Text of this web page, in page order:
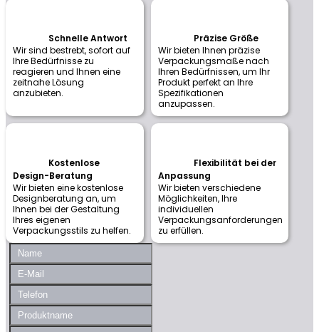
Schnelle Antwort
Wir sind bestrebt, sofort auf
Ihre Bedürfnisse zu
reagieren und Ihnen eine
zeitnahe Lösung
anzubieten.
Präzise Größe
Wir bieten Ihnen präzise
Verpackungsmaße nach
Ihren Bedürfnissen, um Ihr
Produkt perfekt an Ihre
Spezifikationen
anzupassen.
Kostenlose
Design-Beratung
Wir bieten eine kostenlose
Designberatung an, um
Ihnen bei der Gestaltung
Ihres eigenen
Verpackungsstils zu helfen.
Flexibilität bei der
Anpassung
Wir bieten verschiedene
Möglichkeiten, Ihre
individuellen
Verpackungsanforderungen
zu erfüllen.